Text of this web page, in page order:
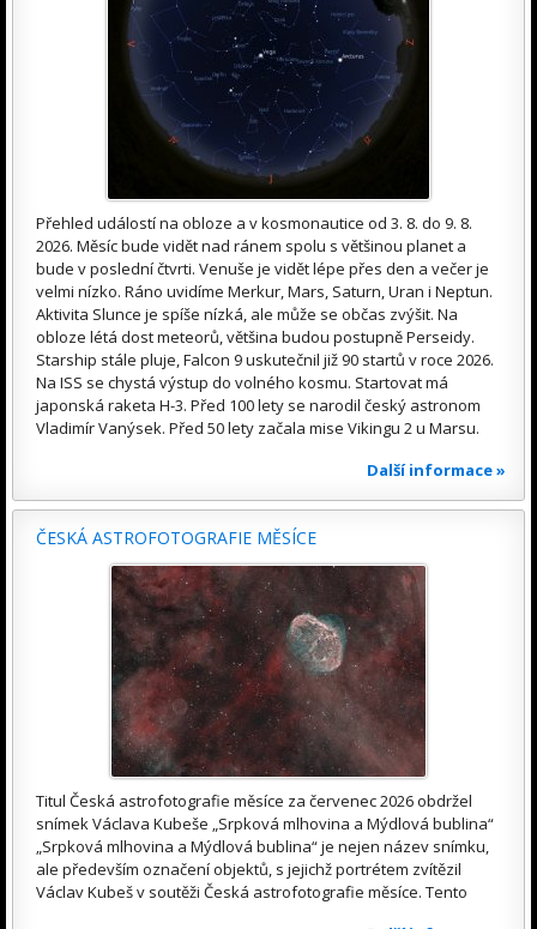
Přehled událostí na obloze a v kosmonautice od 3. 8. do 9. 8.
2026. Měsíc bude vidět nad ránem spolu s většinou planet a
bude v poslední čtvrti. Venuše je vidět lépe přes den a večer je
velmi nízko. Ráno uvidíme Merkur, Mars, Saturn, Uran i Neptun.
Aktivita Slunce je spíše nízká, ale může se občas zvýšit. Na
obloze létá dost meteorů, většina budou postupně Perseidy.
Starship stále pluje, Falcon 9 uskutečnil již 90 startů v roce 2026.
Na ISS se chystá výstup do volného kosmu. Startovat má
japonská raketa H-3. Před 100 lety se narodil český astronom
Vladimír Vanýsek. Před 50 lety začala mise Vikingu 2 u Marsu.
Další informace »
ČESKÁ ASTROFOTOGRAFIE MĚSÍCE
Titul Česká astrofotografie měsíce za červenec 2026 obdržel
snímek Václava Kubeše „Srpková mlhovina a Mýdlová bublina“
„Srpková mlhovina a Mýdlová bublina“ je nejen název snímku,
ale především označení objektů, s jejichž portrétem zvítězil
Václav Kubeš v soutěži Česká astrofotografie měsíce. Tento